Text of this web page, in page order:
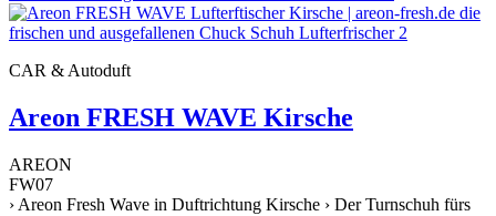
CAR & Autoduft
Areon FRESH WAVE Kirsche
AREON
FW07
› Areon Fresh Wave in Duftrichtung Kirsche › Der Turnschuh fürs